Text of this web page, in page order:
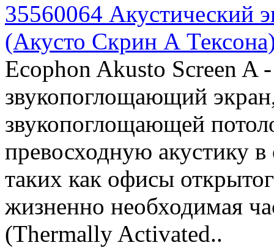
35560064 Акустический
(Акусто Скрин А
Ecophon Akusto Screen A
звукопоглощающий
звукопоглощающей
превосходную акустику
таких как офисы
жизненно необходимая
(Thermally Activated..